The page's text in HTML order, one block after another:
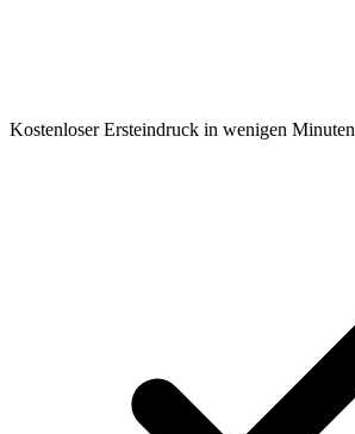
Kostenloser Ersteindruck in wenigen Minuten